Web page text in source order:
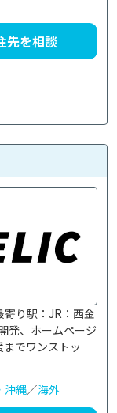
先を相談
り駅：JR：西金
発、ホームページ
でワンストッ
沖縄／海外